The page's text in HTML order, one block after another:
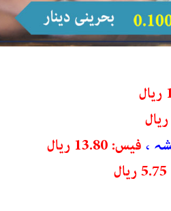
فیس: 13.80 ریال